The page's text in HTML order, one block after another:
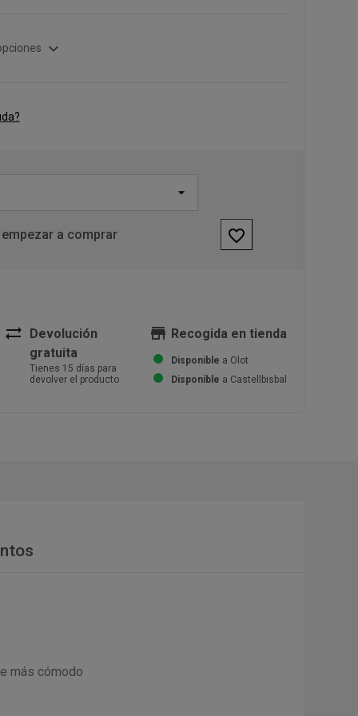
expand_more
a comprar favorite_border
sync_alt
Devolución
gratuita
Tienes 15 días para
devolver el producto
store Recogida en tienda
Disponible a Olot
Disponible a Castellbisbal
más cómodo